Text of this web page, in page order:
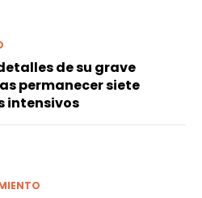
de su grave
permanecer siete
intensivos